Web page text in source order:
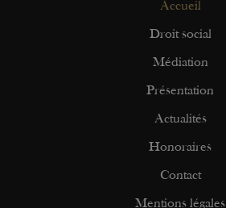
Accueil
Droit social
Médiation
Présentation
Actualités
Honoraires
Contact
Mentions légales